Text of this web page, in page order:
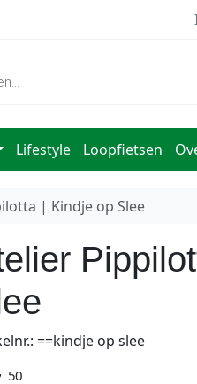
verzendkosten
Lifestyle Loopfietsen
| Kindje op Slee
==kindje op slee
50